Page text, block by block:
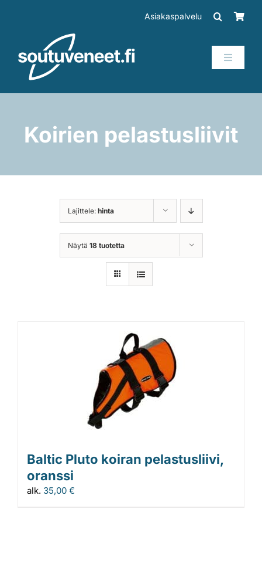
Asiakaspalvelu
Toggle
Perämoottorit
Asiakaskokemuksia
Koirien pelastusliivit
Lajittele: hinta
Näytä 18 tuotetta
Baltic Pluto koiran pelastusliivi,
oranssi
alk. 35,00 €